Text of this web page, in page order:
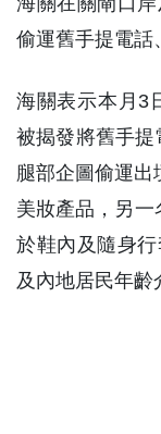
偷運舊手提電話
海關表示本月3
被揭發將舊手提
腿部企圖偷運出
美妝產品，另
於鞋內及隨身
及內地居民年齡